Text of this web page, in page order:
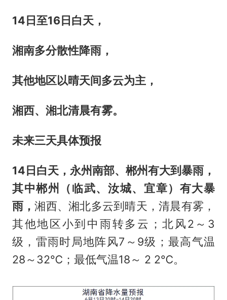
14日至16日白天，
湘南多分散性降雨，
其他地区以晴天间多云为主，
湘西、湘北清晨有雾。
未来三天具体预报
14日白天， 永州南部、郴州有大到暴雨，
其中郴州（临武、汝城、宜章）有大暴
雨，湘西、湘北多云到晴天，清晨有雾，
其他地区小到中雨转多云；北风2～3
级，雷雨时局地阵风7～9级；最高气温
28～32℃；最低气温18～ 2 2℃。